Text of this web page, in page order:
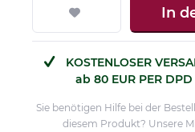
In
KOSTENLOSER
ab 80 EUR PER DPD
Sie benötigen Hilfe bei der
diesem Produkt? Unsere